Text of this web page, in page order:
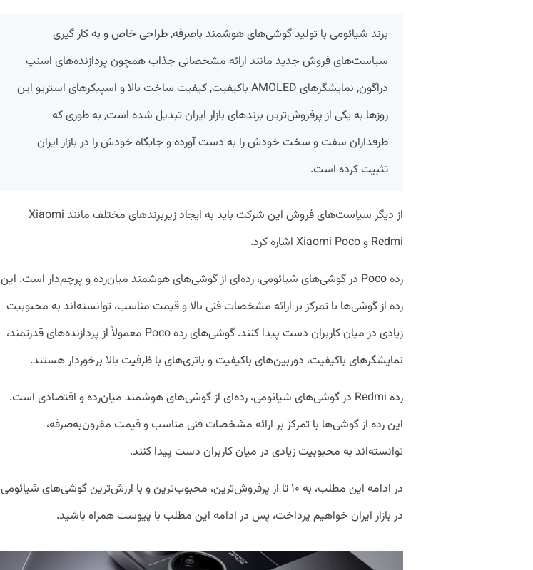
برند شیائومی با تولید گوشی‌های هوشمند باصرفه, طراحی خاص و به کار گیری
سیاست‌های فروش جدید مانند ارائه مشخصاتی جذاب همچون پردازنده‌های اسنپ
دراگون, نمایشگر‌های AMOLED باکیفیت, کیفیت ساخت بالا و اسپیکر‌های استریو این
روز‌ها به یکی از پرفروش‌ترین برند‌های بازار ایران تبدیل شده است, به طوری که
طرفداران سفت و سخت خودش را به دست آورده و جایگاه خودش را در بازار ایران
تثبیت کرده است.
از دیگر سیاست‌های فروش این شرکت باید به ایجاد زیربرند‌های مختلف مانند Xiaomi
Redmi و Xiaomi Poco اشاره کرد.
رده Poco در گوشی‌های شیائومی، رده‌ای از گوشی‌های هوشمند میان‌رده و پرچم‌دار است. این
رده از گوشی‌ها با تمرکز بر ارائه مشخصات فنی بالا و قیمت مناسب، توانسته‌اند به محبوبیت
زیادی در میان کاربران دست پیدا کنند. گوشی‌های رده Poco معمولاً از پردازنده‌های قدرتمند،
نمایشگرهای باکیفیت، دوربین‌های باکیفیت و باتری‌های با ظرفیت بالا برخوردار هستند.
رده Redmi در گوشی‌های شیائومی، رده‌ای از گوشی‌های هوشمند میان‌رده و اقتصادی است.
این رده از گوشی‌ها با تمرکز بر ارائه مشخصات فنی مناسب و قیمت مقرون‌به‌صرفه،
توانسته‌اند به محبوبیت زیادی در میان کاربران دست پیدا کنند.
در ادامه این مطلب، به ۱۰ تا از پرفروش‌ترین، محبوب‌ترین و با ارزش‌ترین گوشی‌های شیائومی
در بازار ایران خواهیم پرداخت، پس در ادامه این مطلب با پیوست همراه باشید.